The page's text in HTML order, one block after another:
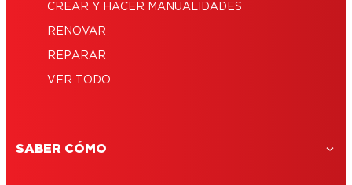
CREAR Y HACER MANUALIDADES
RENOVAR
REPARAR
VER TODO
SABER CÓMO